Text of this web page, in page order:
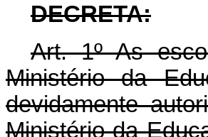
DECRETA:
Art. 1º As
Ministério da
devidamente
Ministério da